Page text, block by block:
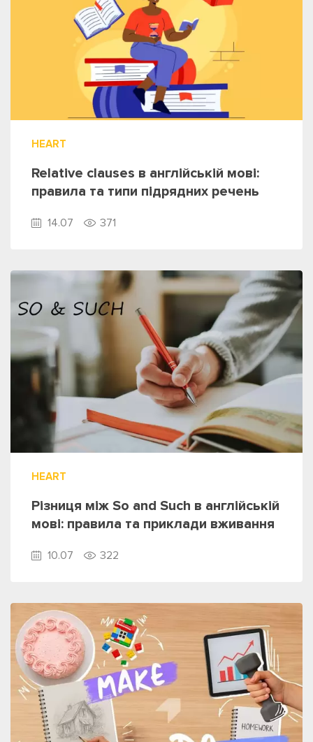
HEART
Relative clauses в англійській мові:
правила та типи підрядних речень
14.07 371
HEART
Різниця між So and Such в англійській
мові: правила та приклади вживання
10.07 322